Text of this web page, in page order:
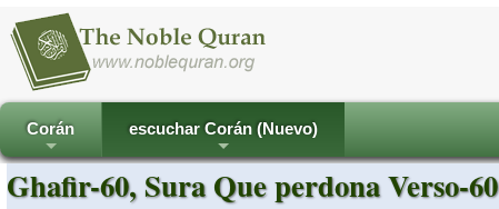
+
Corán
+
escuchar Corán (Nuevo)
Ghafir-60, Sura Que perdona Verso-60